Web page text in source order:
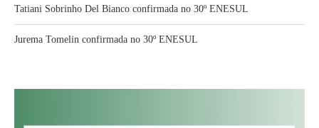
Tatiani Sobrinho Del Bianco confirmada no 30º ENESUL
Jurema Tomelin confirmada no 30º ENESUL